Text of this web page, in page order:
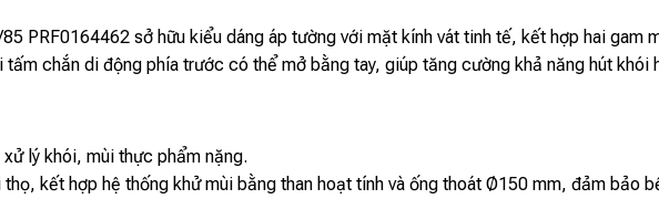
PRF0164462 sở hữu kiểu dáng áp tường với mặt kính vát tinh tế, kết hợp hai gam
chắn di động phía trước có thể mở bằng tay, giúp tăng cường khả năng hút khói
lý khói, mùi thực phẩm nặng.
kết hợp hệ thống khử mùi bằng than hoạt tính và ống thoát Ø150 mm, đảm bảo